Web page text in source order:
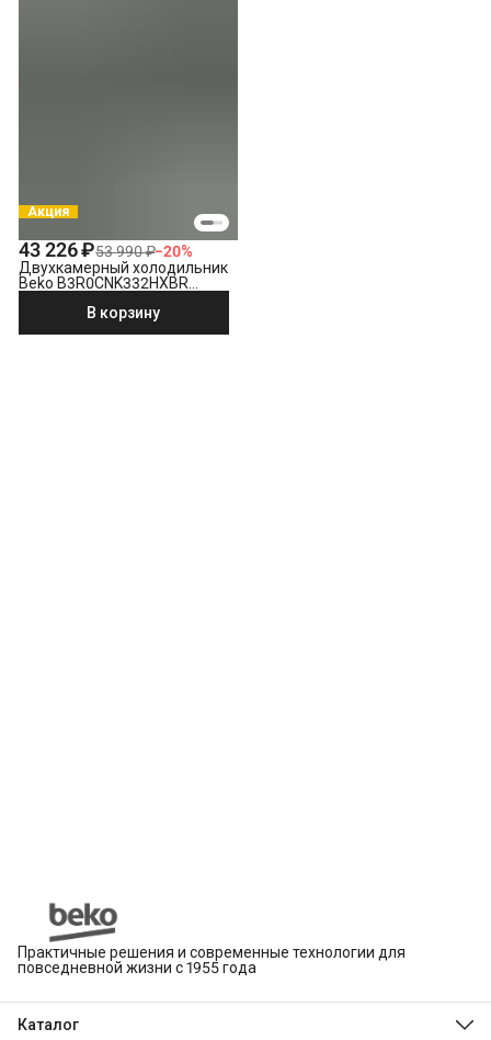
Акция
43 226 ₽53 990 ₽−20%
Двухкамерный холодильник
Beko B3R0CNK332HXBR
В корзину
Практичные решения и современные технологии для
повседневной жизни с 1955 года
Каталог